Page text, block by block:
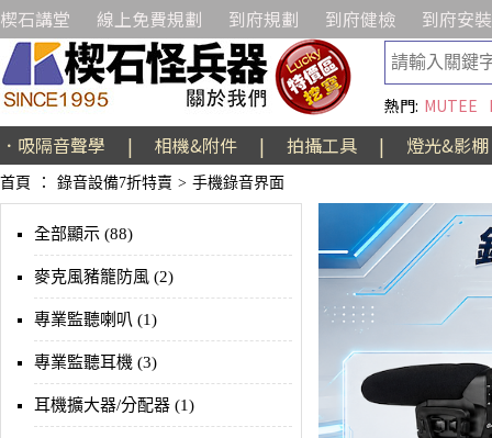
楔石講堂 線上免費規劃 到府規劃 到府健檢 到府安裝
熱門: MUTEE
．吸隔音聲學 | 相機&附件 | 拍攝工具 | 燈光&影棚
首頁 ： 錄音設備7折特賣 > 手機錄音界面
全部顯示 (88)
麥克風豬籠防風 (2)
專業監聽喇叭 (1)
專業監聽耳機 (3)
耳機擴大器/分配器 (1)